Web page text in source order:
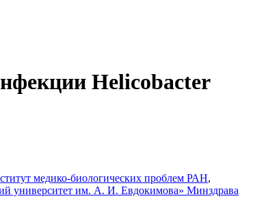
Helicobacter
медико-биологических проблем РАН,
университет им. А. И. Евдокимова» Минздрава